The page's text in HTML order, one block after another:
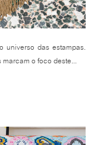
das estampas.
o foco deste...